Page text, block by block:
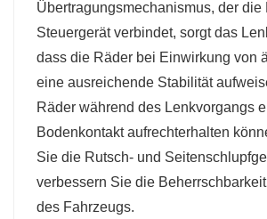
Übertragungsmechanismus, der die
Steuergerät verbindet, sorgt das
dass die Räder bei Einwirkung von
eine ausreichende Stabilität
Räder während des Lenkvorgangs
Bodenkontakt aufrechterhalten
Sie die Rutsch- und
verbessern Sie die
des Fahrzeugs.